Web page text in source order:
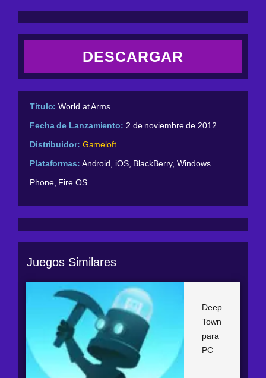
DESCARGAR
Titulo: World at Arms
Fecha de Lanzamiento: 2 de noviembre de 2012
Distribuidor: Gameloft
Plataformas: Android, iOS, BlackBerry, Windows
Phone, Fire OS
Juegos Similares
Deep
Town
para
PC